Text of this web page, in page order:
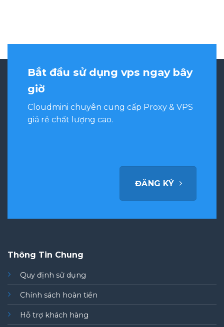
Bắt đầu sử dụng vps ngay bây
giờ
Cloudmini chuyên cung cấp Proxy & VPS
giá rẻ chất lượng cao.
ĐĂNG KÝ
Thông Tin Chung
Quy định sử dụng
Chính sách hoàn tiền
Hỗ trợ khách hàng